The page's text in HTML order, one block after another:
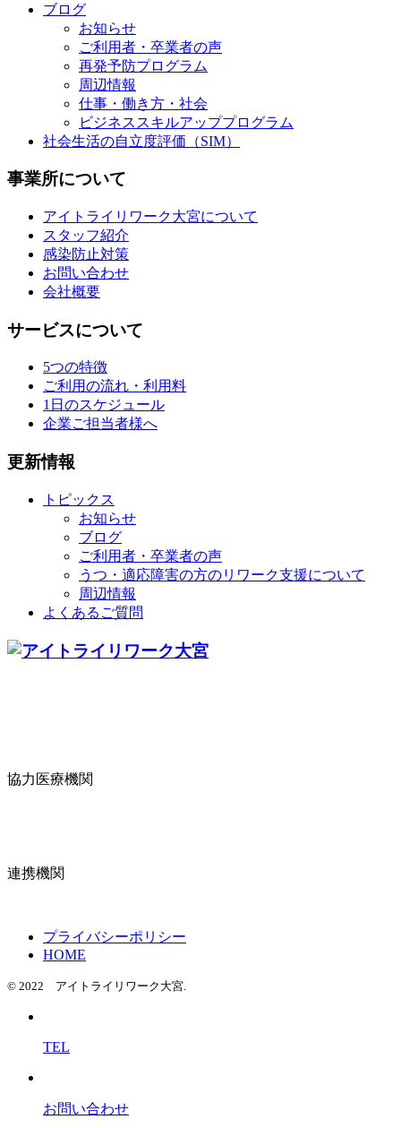
ブログ
お知らせ
ご利用者・卒業者の声
再発予防プログラム
周辺情報
仕事・働き方・社会
ビジネススキルアッププログラム
社会生活の自立度評価（SIM）
事業所について
アイトライリワーク大宮について
スタッフ紹介
感染防止対策
お問い合わせ
会社概要
サービスについて
5つの特徴
ご利用の流れ・利用料
1日のスケジュール
企業ご担当者様へ
更新情報
トピックス
お知らせ
ブログ
ご利用者・卒業者の声
うつ・適応障害の方のリワーク支援について
周辺情報
よくあるご質問
協力医療機関
連携機関
プライバシーポリシー
HOME
© 2022 アイトライリワーク大宮.
TEL
お問い合わせ